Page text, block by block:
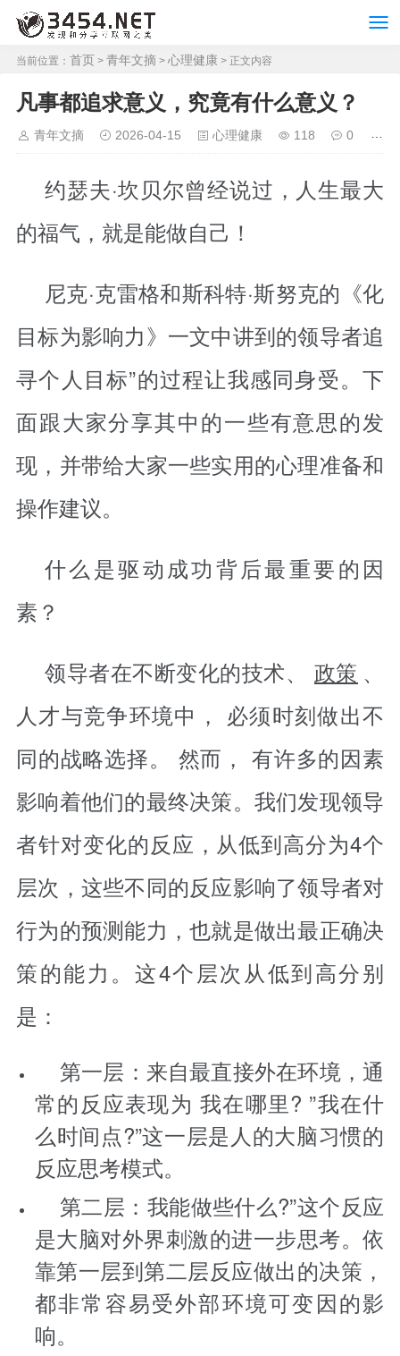
当前位置： 首页 > 青年文摘 > 心理健康 > 正文内容
凡事都追求意义，究竟有什么意义？
青年文摘 2026-04-15 心理健康 118 0
约瑟夫·坎贝尔曾经说过，人生最大
的福气，就是能做自己！
尼克·克雷格和斯科特·斯努克的《化
目标为影响力》一文中讲到的领导者追
寻个人目标”的过程让我感同身受。下
面跟大家分享其中的一些有意思的发
现，并带给大家一些实用的心理准备和
操作建议。
什么是驱动成功背后最重要的因
素？
领导者在不断变化的技术、 政策 、
人才与竞争环境中， 必须时刻做出不
同的战略选择。 然而， 有许多的因素
影响着他们的最终决策。我们发现领导
者针对变化的反应，从低到高分为4个
层次，这些不同的反应影响了领导者对
行为的预测能力，也就是做出最正确决
策的能力。这4个层次从低到高分别
是：
第一层：来自最直接外在环境，通
常的反应表现为 我在哪里? ”我在什
么时间点?”这一层是人的大脑习惯的
反应思考模式。
第二层：我能做些什么?”这个反应
是大脑对外界刺激的进一步思考。依
靠第一层到第二层反应做出的决策，
都非常容易受外部环境可变因的影
响。